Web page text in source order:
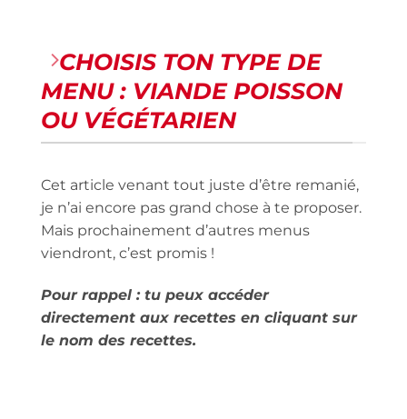
CHOISIS TON TYPE DE
MENU : VIANDE POISSON
OU VÉGÉTARIEN
Cet article venant tout juste d’être remanié,
je n’ai encore pas grand chose à te proposer.
Mais prochainement d’autres menus
viendront, c’est promis !
Pour rappel : tu peux accéder
directement aux recettes en cliquant sur
le nom des recettes.